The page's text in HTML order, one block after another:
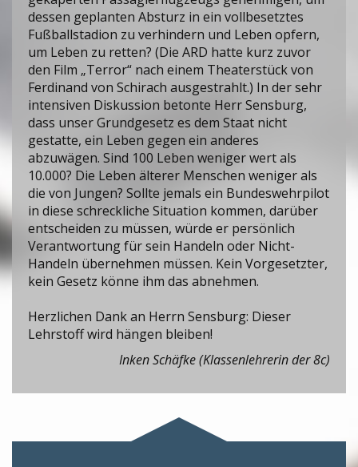
dessen geplanten Absturz in ein vollbesetztes
Fußballstadion zu verhindern und Leben opfern,
um Leben zu retten? (Die ARD hatte kurz zuvor
den Film „Terror“ nach einem Theaterstück von
Ferdinand von Schirach ausgestrahlt.) In der sehr
intensiven Diskussion betonte Herr Sensburg,
dass unser Grundgesetz es dem Staat nicht
gestatte, ein Leben gegen ein anderes
abzuwägen. Sind 100 Leben weniger wert als
10.000? Die Leben älterer Menschen weniger als
die von Jungen? Sollte jemals ein Bundeswehrpilot
in diese schreckliche Situation kommen, darüber
entscheiden zu müssen, würde er persönlich
Verantwortung für sein Handeln oder Nicht-
Handeln übernehmen müssen. Kein Vorgesetzter,
kein Gesetz könne ihm das abnehmen.
Herzlichen Dank an Herrn Sensburg: Dieser
Lehrstoff wird hängen bleiben!
Inken Schäfke (Klassenlehrerin der 8c)